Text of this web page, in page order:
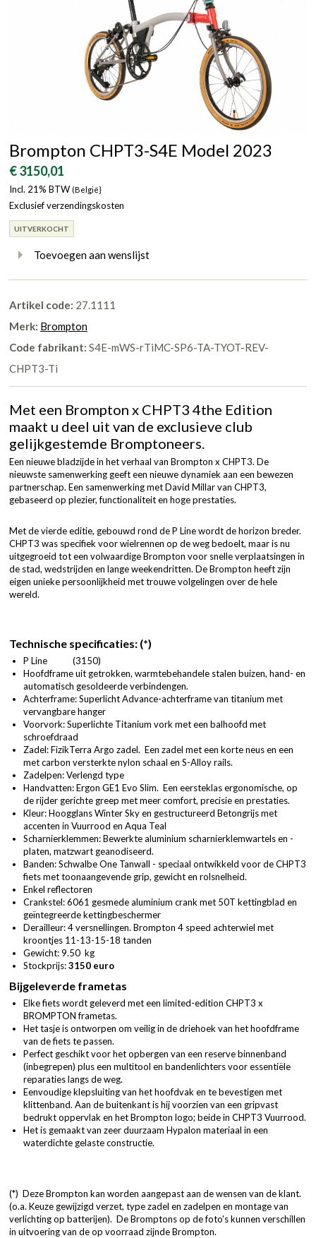
Brompton CHPT3-S4E Model 2023
€ 3150,01
Incl. 21% BTW (België}
Exclusief verzendingskosten
UITVERKOCHT
Toevoegen aan wenslijst
Artikel code: 27.1111
Merk: Brompton
Code fabrikant: S4E-mWS-rTiMC-SP6-TA-TYOT-REV-
CHPT3-Ti
Met een Brompton x CHPT3 4the Edition
maakt u deel uit van de exclusieve club
gelijkgestemde Bromptoneers.
Een nieuwe bladzijde in het verhaal van Brompton x CHPT3. De
nieuwste samenwerking geeft een nieuwe dynamiek aan een bewezen
partnerschap. Een samenwerking met David Millar van CHPT3,
gebaseerd op plezier, functionaliteit en hoge prestaties.
Met de vierde editie, gebouwd rond de P Line wordt de horizon breder.
CHPT3 was specifiek voor wielrennen op de weg bedoelt, maar is nu
uitgegroeid tot een volwaardige Brompton voor snelle verplaatsingen in
de stad, wedstrijden en lange weekendritten. De Brompton heeft zijn
eigen unieke persoonlijkheid met trouwe volgelingen over de hele
wereld.
Technische specificaties: (*)
P Line (3150)
Hoofdframe uit getrokken, warmtebehandele stalen buizen, hand- en
automatisch gesoldeerde verbindengen.
Achterframe: Superlicht Advance-achterframe van titanium met
vervangbare hanger
Voorvork: Superlichte Titanium vork met een balhoofd met
schroefdraad
Zadel: FizikTerra Argo zadel. Een zadel met een korte neus en een
met carbon versterkte nylon schaal en S-Alloy rails.
Zadelpen: Verlengd type
Handvatten: Ergon GE1 Evo Slim. Een eersteklas ergonomische, op
de rijder gerichte greep met meer comfort, precisie en prestaties.
Kleur: Hoogglans Winter Sky en gestructureerd Betongrijs met
accenten in Vuurrood en Aqua Teal
Scharnierklemmen: Bewerkte aluminium scharnierklemwartels en -
platen, matzwart geanodiseerd.
Banden: Schwalbe One Tanwall - speciaal ontwikkeld voor de CHPT3
fiets met toonaangevende grip, gewicht en rolsnelheid.
Enkel reflectoren
Crankstel: 6061 gesmede aluminium crank met 50T kettingblad en
geïntegreerde kettingbeschermer
Derailleur: 4 versnellingen. Brompton 4 speed achterwiel met
kroontjes 11-13-15-18 tanden
Gewicht: 9.50 kg
Stockprijs:3150 euro
Bijgeleverde frametas
Elke fiets wordt geleverd met een limited-edition CHPT3 x
BROMPTON frametas.
Het tasje is ontworpen om veilig in de driehoek van het hoofdframe
van de fiets te passen.
Perfect geschikt voor het opbergen van een reserve binnenband
(inbegrepen) plus een multitool en bandenlichters voor essentiële
reparaties langs de weg.
Eenvoudige klepsluiting van het hoofdvak en te bevestigen met
klittenband. Aan de buitenkant is hij voorzien van een gripvast
bedrukt oppervlak en het Brompton logo; beide in CHPT3 Vuurrood.
Het is gemaakt van zeer duurzaam Hypalon materiaal in een
waterdichte gelaste constructie.
(*) Deze Brompton kan worden aangepast aan de wensen van de klant.
(o.a. Keuze gewijzigd verzet, type zadel en zadelpen en montage van
verlichting op batterijen). De Bromptons op de foto's kunnen verschillen
in uitvoering van de op voorraad zijnde Brompton.